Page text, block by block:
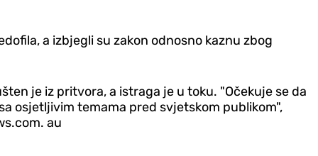
a izbjegli su zakon odnosno kaznu zbog
je iz pritvora, a istraga je u toku. "Očekuje se da
osjetljivim temama pred svjetskom publikom",
au